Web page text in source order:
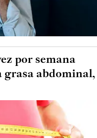
por semana
grasa abdominal,